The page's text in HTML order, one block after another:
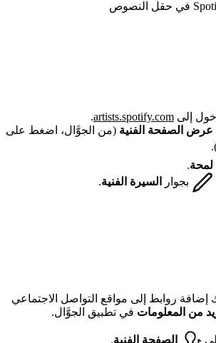
إلى artists.spotify.com
.
عرض الصفحة الفنية (من الجوَّال، اضغط على
لمحة.
بجوار السيرة الفنية.
إضافة روابط إلى مواقع التواصل الاجتماعي
من المعلومات في تطبيق الجوَّال.
الصفحة الفنية.